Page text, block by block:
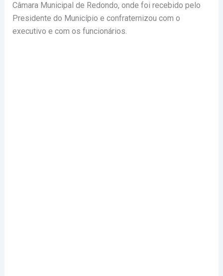
Câmara Municipal de Redondo, onde foi recebido pelo
Presidente do Município e confraternizou com o
executivo e com os funcionários.